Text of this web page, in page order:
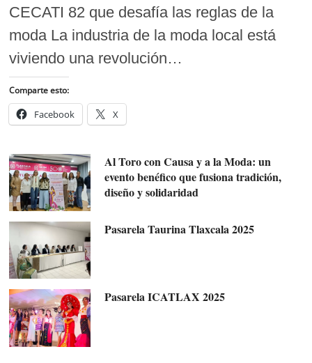
CECATI 82 que desafía las reglas de la
moda La industria de la moda local está
viviendo una revolución…
Comparte esto:
Facebook X
Al Toro con Causa y a la Moda: un
evento benéfico que fusiona tradición,
diseño y solidaridad
Pasarela Taurina Tlaxcala 2025
Pasarela ICATLAX 2025